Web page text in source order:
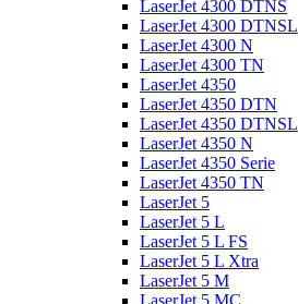
LaserJet 4300 DTNS
LaserJet 4300 DTNSL
LaserJet 4300 N
LaserJet 4300 TN
LaserJet 4350
LaserJet 4350 DTN
LaserJet 4350 DTNSL
LaserJet 4350 N
LaserJet 4350 Serie
LaserJet 4350 TN
LaserJet 5
LaserJet 5 L
LaserJet 5 L FS
LaserJet 5 L Xtra
LaserJet 5 M
LaserJet 5 MC